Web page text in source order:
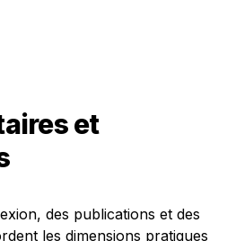
et
des publications et des
les dimensions pratiques